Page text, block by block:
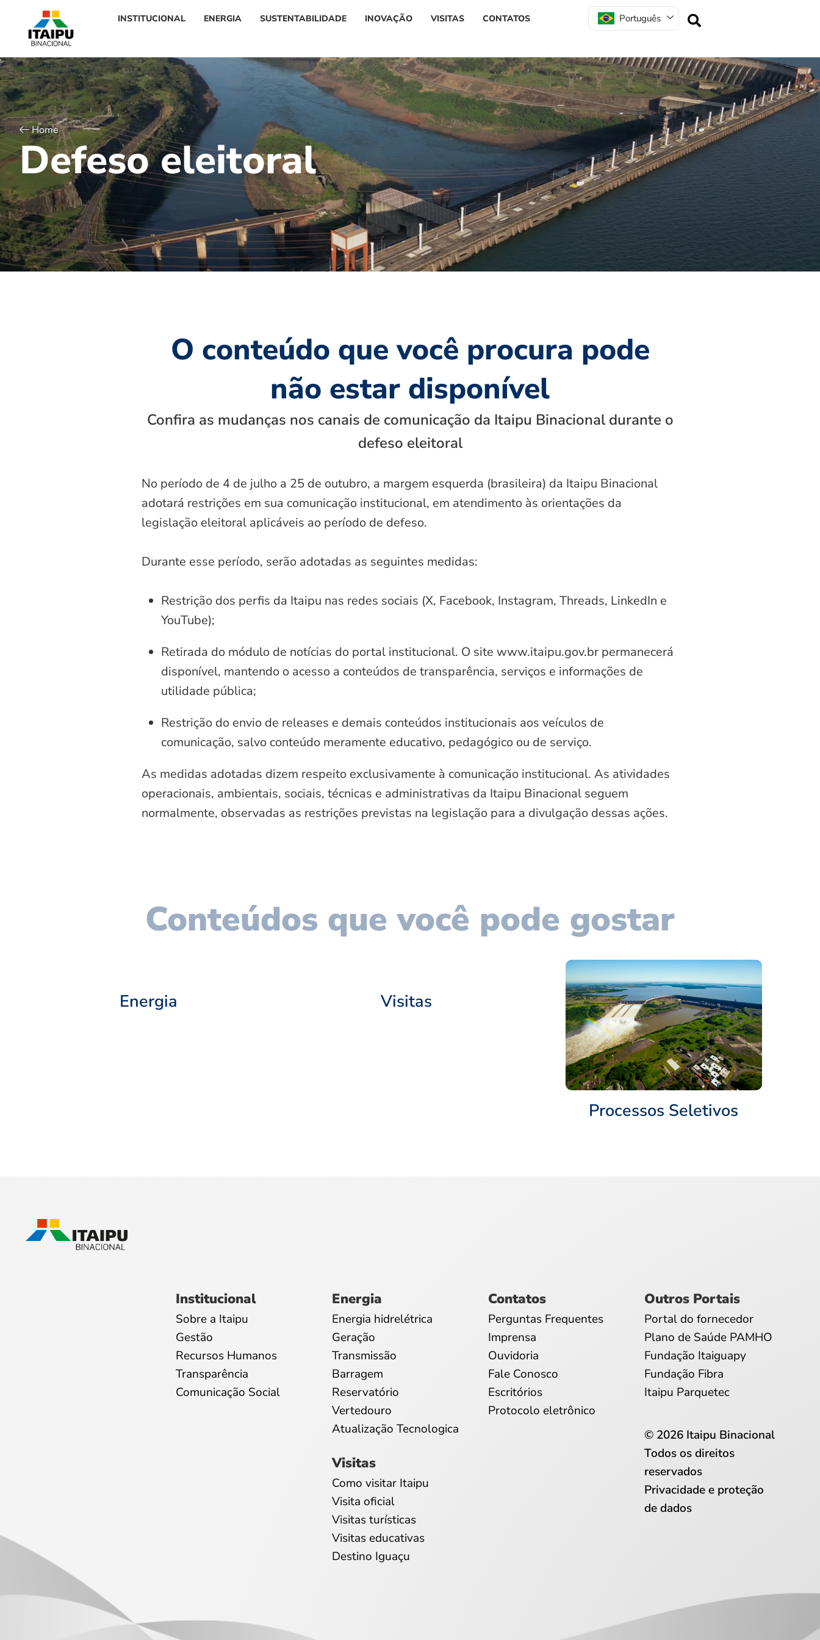
INSTITUCIONAL ENERGIA SUSTENTABILIDADE INOVAÇÃO VISITAS CONTATOS Português
Home
Defeso eleitoral
O conteúdo que você procura pode
não estar disponível
Confira as mudanças nos canais de comunicação da Itaipu Binacional durante o
defeso eleitoral
No período de 4 de julho a 25 de outubro, a margem esquerda (brasileira) da Itaipu Binacional
adotará restrições em sua comunicação institucional, em atendimento às orientações da
legislação eleitoral aplicáveis ao período de defeso.
Durante esse período, serão adotadas as seguintes medidas:
Restrição dos perfis da Itaipu nas redes sociais (X, Facebook, Instagram, Threads, LinkedIn e
YouTube);
Retirada do módulo de notícias do portal institucional. O site www.itaipu.gov.br permanecerá
disponível, mantendo o acesso a conteúdos de transparência, serviços e informações de
utilidade pública;
Restrição do envio de releases e demais conteúdos institucionais aos veículos de
comunicação, salvo conteúdo meramente educativo, pedagógico ou de serviço.
As medidas adotadas dizem respeito exclusivamente à comunicação institucional. As atividades
operacionais, ambientais, sociais, técnicas e administrativas da Itaipu Binacional seguem
normalmente, observadas as restrições previstas na legislação para a divulgação dessas ações.
Conteúdos que você pode gostar
Energia Visitas
Processos Seletivos
Institucional
Sobre a Itaipu
Gestão
Recursos Humanos
Transparência
Comunicação Social
Energia
Energia hidrelétrica
Geração
Transmissão
Barragem
Reservatório
Vertedouro
Atualização Tecnologica
Visitas
Como visitar Itaipu
Visita oficial
Visitas turísticas
Visitas educativas
Destino Iguaçu
Contatos
Perguntas Frequentes
Imprensa
Ouvidoria
Fale Conosco
Escritórios
Protocolo eletrônico
Outros Portais
Portal do fornecedor
Plano de Saúde PAMHO
Fundação Itaiguapy
Fundação Fibra
Itaipu Parquetec
© 2026 Itaipu Binacional
Todos os direitos
reservados
Privacidade e proteção
de dados